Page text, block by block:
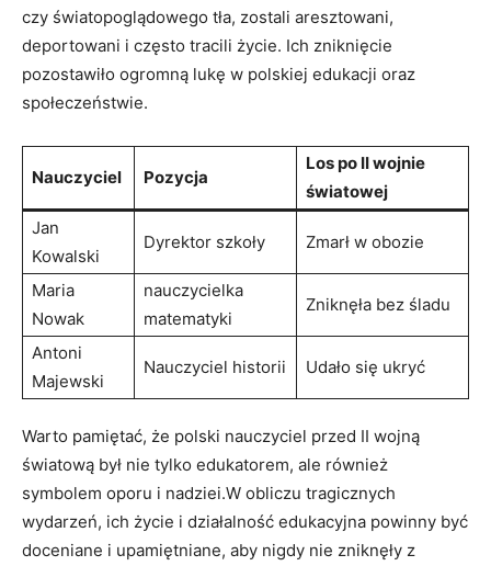
czy światopoglądowego tła, zostali aresztowani,‍
deportowani i często tracili życie. Ich zniknięcie
pozostawiło ogromną lukę w polskiej edukacji⁢ oraz
społeczeństwie.
Nauczyciel Pozycja
Los po II wojnie
światowej
Jan
Kowalski
Dyrektor szkoły Zmarł w obozie
Maria
Nowak
nauczycielka
matematyki
Zniknęła bez śladu
Antoni
Majewski
Nauczyciel historii Udało się ukryć
Warto pamiętać, że polski nauczyciel przed II wojną
światową był nie tylko edukatorem, ale również​
symbolem oporu i nadziei.W obliczu tragicznych
⁤wydarzeń, ich życie i działalność edukacyjna powinny być
doceniane i upamiętniane, aby nigdy nie zniknęły z‍